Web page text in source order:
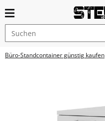
Büro-Standcontainer günstig kaufen